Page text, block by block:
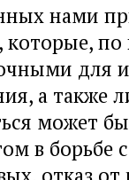
нами
для
а также
может
в борьбе с
отказ от